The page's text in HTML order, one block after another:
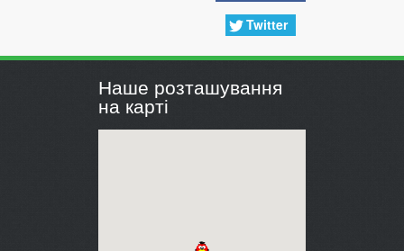
Twitter
Наше розташування
на карті